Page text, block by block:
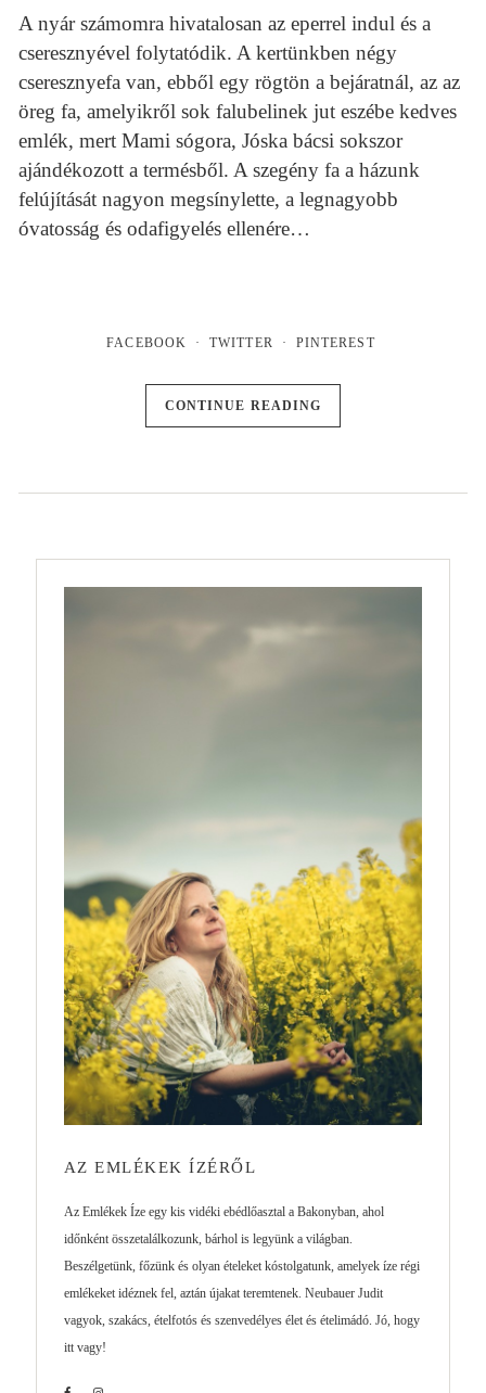
A nyár számomra hivatalosan az eperrel indul és a
cseresznyével folytatódik. A kertünkben négy
cseresznyefa van, ebből egy rögtön a bejáratnál, az az
öreg fa, amelyikről sok falubelinek jut eszébe kedves
emlék, mert Mami sógora, Jóska bácsi sokszor
ajándékozott a termésből. A szegény fa a házunk
felújítását nagyon megsínylette, a legnagyobb
óvatosság és odafigyelés ellenére…
FACEBOOK TWITTER PINTEREST
CONTINUE READING
AZ EMLÉKEK ÍZÉRŐL
Az Emlékek Íze egy kis vidéki ebédlőasztal a Bakonyban, ahol
időnként összetalálkozunk, bárhol is legyünk a világban.
Beszélgetünk, főzünk és olyan ételeket kóstolgatunk, amelyek íze régi
emlékeket idéznek fel, aztán újakat teremtenek. Neubauer Judit
vagyok, szakács, ételfotós és szenvedélyes élet és ételimádó. Jó, hogy
itt vagy!